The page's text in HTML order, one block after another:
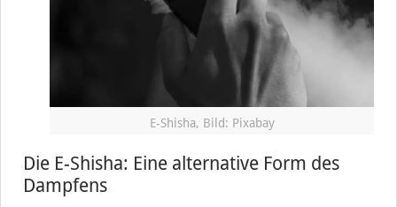
E-Shisha, Bild: Pixabay
Die E-Shisha: Eine alternative Form des
Dampfens